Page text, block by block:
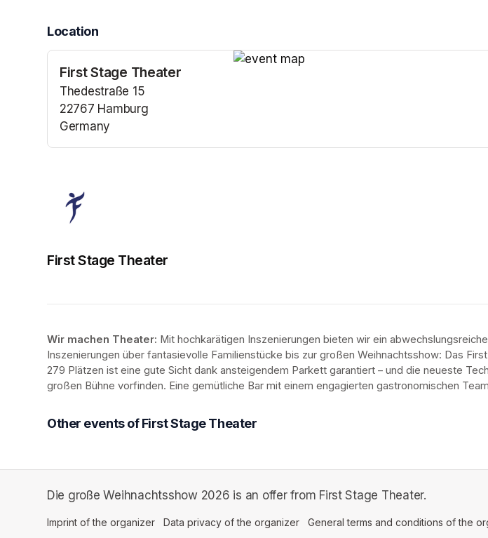
Location
First Stage Theater
Thedestraße 15
22767 Hamburg
Germany
(opens in a new tab)
First Stage Theater
Wir machen Theater: Mit hochkarätigen Inszenierungen bieten wir ein
Inszenierungen über fantasievolle Familienstücke bis zur großen Weihnachtsshow: Das
279 Plätzen ist eine gute Sicht dank ansteigendem Parkett garantiert – und die neueste
großen Bühne vorfinden. Eine gemütliche Bar mit einem engagierten gastronomischen
Other events of First Stage Theater
Die große Weihnachtsshow 2026 is an offer from First Stage Theater.
Imprint of the organizer (opens in a new tab)
Data privacy of the organizer (opens in a new tab)
General terms and conditions of the